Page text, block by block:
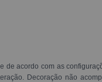
acordo com as
Decoração não